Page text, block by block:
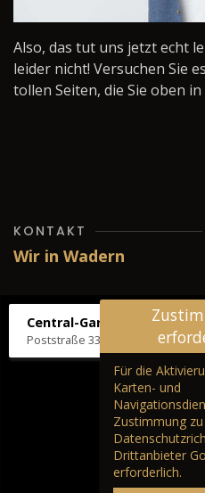
Also, das tut uns jetzt echt
leider nicht! Versuchen Sie
tollen Seiten, die Sie oben
KONTAKT
Wir in Wadern
Central-Garage H. Wilhelm
Poststraße 33, 66687 Wadern
Für die
Karten- und
Zustimmung
Drittanbieter
erforderlich.